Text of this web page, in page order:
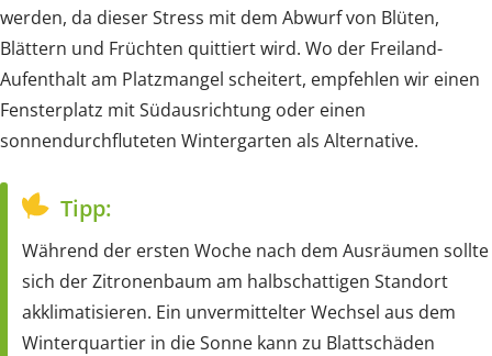
werden, da dieser Stress mit dem Abwurf von Blüten,
Blättern und Früchten quittiert wird. Wo der Freiland-
Aufenthalt am Platzmangel scheitert, empfehlen wir einen
Fensterplatz mit Südausrichtung oder einen
sonnendurchfluteten Wintergarten als Alternative.
Tipp:
Während der ersten Woche nach dem Ausräumen sollte
sich der Zitronenbaum am halbschattigen Standort
akklimatisieren. Ein unvermittelter Wechsel aus dem
Winterquartier in die Sonne kann zu Blattschäden